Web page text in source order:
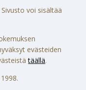
voi sisältää
evästeiden
täällä.